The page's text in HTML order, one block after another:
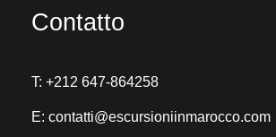
Contatto
T: +212 647-864258
E: contatti@escursioniinmarocco.com